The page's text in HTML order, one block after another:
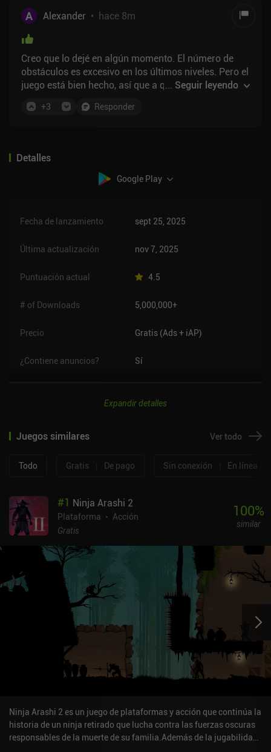
A Alexander • hace 8m
Creo que lo dejé en algún momento. El número de
obstáculos es excesivo en los últimos niveles. Pero el
juego está bien hecho, así que a quien no le importe
correcta de movimientos, estará encantado.
... Seguir leyendo
+3 Responder
Detalles
Google Play
Fecha de lanzamiento sept 25, 2025
Última actualización nov 7, 2025
Puntuación actual 4.5
# of Downloads 5,000,000+
Precio Gratis (Ads + iAP)
¿Contiene anuncios? Sí
Expandir detalles
Juegos similares Ver todo
Todo Gratis De pago Sin conexión En línea
#1 Ninja Arashi 2
Plataforma
Acción
Gratis
100%
similar
Ninja Arashi 2 es un juego de plataformas y acción que continúa la
historia de un ninja retirado que lucha contra las fuerzas oscuras
responsables de la muerte de su familia.Además de la jugabilidad